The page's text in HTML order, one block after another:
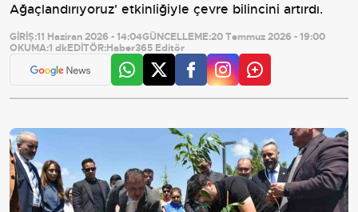
Ağaçlandırıyoruz' etkinliğiyle çevre bilincini artırdı.
GİRİŞ:11 Haziran 2026 - 14:04GÜNCELLEME:20 Temmuz 2026 - 19:00
OKUMA:1 dkEDİTÖR:Haber365 Editör